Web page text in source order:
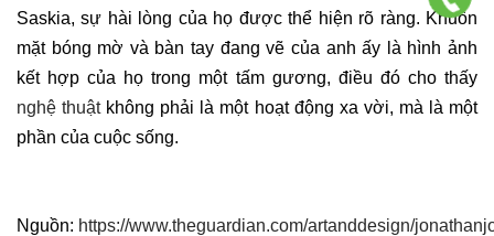
Saskia, sự hài lòng của họ được thể hiện rõ ràng. Khuôn
mặt bóng mờ và bàn tay đang vẽ của anh ấy là hình ảnh
kết hợp của họ trong một tấm gương, điều đó cho thấy
nghệ thuậtkhông phải là một hoạt động xa vời, mà là một
phần của cuộc sống.
Nguồn: https://www.theguardian.com/artanddesign/